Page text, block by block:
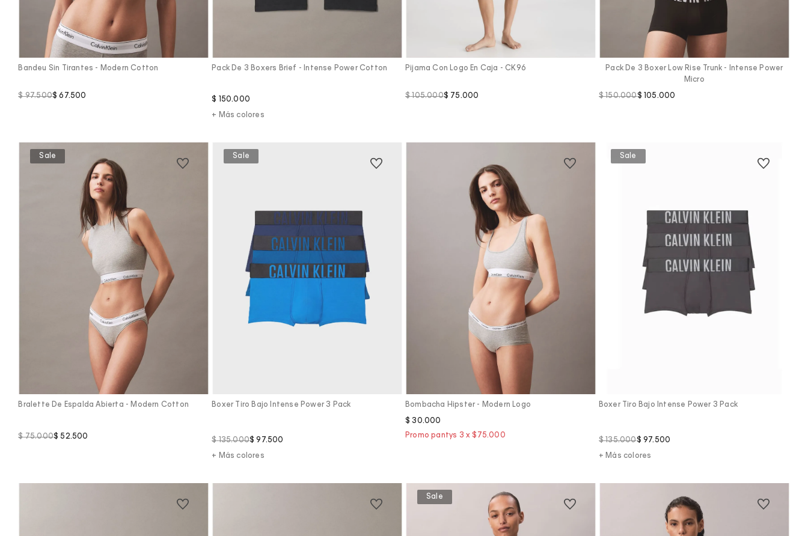
Vista Rápida
Bandeu Sin Tirantes - Modern Cotton
$ 97.500$ 67.500
Pack De 3 Boxers Brief - Intense Power Cotton
$ 150.000
+ Más colores
Vista Rápida
Pijama Con Logo En Caja - CK96
$ 105.000$ 75.000
Vista Rápida
Pack De 3 Boxer Low Rise Trunk - Intense Power
Micro
$ 150.000$ 105.000
Vista Rápida
Bralette De Espalda Abierta - Modern Cotton
$ 75.000$ 52.500
Boxer Tiro Bajo Intense Power 3 Pack
$ 135.000$ 97.500
+ Más colores
Vista Rápida
Bombacha Hipster - Modern Logo
$ 30.000
Boxer Tiro Bajo Intense Power 3 Pack
$ 135.000$ 97. 500
+ Más colores